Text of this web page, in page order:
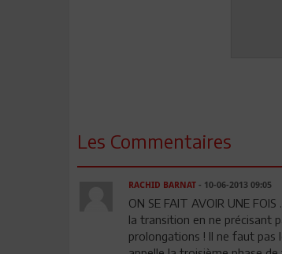
Les Commentaires
RACHID BARNAT- 10-06-2013 09:05
ON SE FAIT AVOIR UNE
la transition en ne précisant
prolongations ! Il ne faut pas